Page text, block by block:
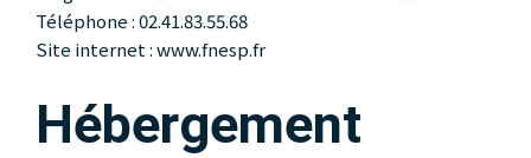
Téléphone : 02.41.83.55.68
Site internet : www.fnesp.fr
Hébergement